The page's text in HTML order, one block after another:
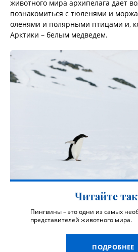
животного мира архипелага дает
познакомиться с тюленями и
оленями и полярными птицами и,
Арктики – белым медведем.
Читайте
Пингвины – это одни из самых
представителей животного мира.
ПОДРОБНЕЕ